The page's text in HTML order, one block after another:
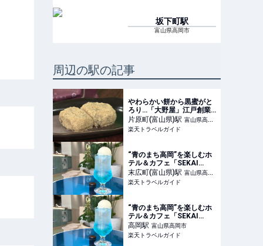
坂下町駅
富山県高岡市
周辺の駅の記事
やわらかい餅から黒蜜がと
ろり…「大野屋」江戸創業
の老舗和菓子店の絶品おや
つ 【楽天トラベル】
片原町(富山県)駅 富山県高岡
市
楽天トラベルガイド
“青のまち高岡”を楽しむホ
テル＆カフェ「SEKAI
HOTEL Takaoka」日常に飛
び込む出発点に 【楽天トラ
ベル】
末広町(富山県)駅 富山県高岡
市
楽天トラベルガイド
“青のまち高岡”を楽しむホ
テル＆カフェ「SEKAI
HOTEL Takaoka」日常に飛
び込む出発点に 【楽天トラ
ベル】
高岡駅 富山県高岡市
楽天トラベルガイド